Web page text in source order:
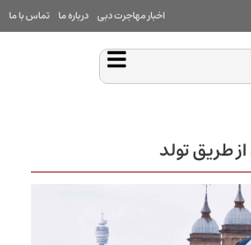
اخبار مهاجرت دبی درباره ما تماس با ما
طریق تولد